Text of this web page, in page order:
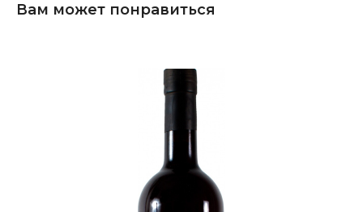
Вам может понравиться